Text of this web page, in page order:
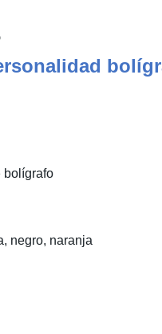
bolígrafo
negro, naranja